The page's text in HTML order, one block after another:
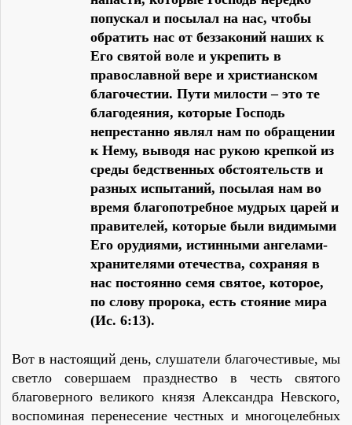
попускал и посылал на нас, чтобы
обратить нас от беззаконий наших к
Его святой воле и укрепить в
православной вере и христианском
благочестии. Пути милости – это те
благодеяния, которые Господь
непрестанно являл нам по обращении
к Нему, выводя нас рукою крепкой из
среды бедственных обстоятельств и
разных испытаний, посылая нам во
время благопотребное мудрых царей и
правителей, которые были видимыми
Его орудиями, истинными ангелами-
хранителями отечества, сохраняя в
нас постоянно семя святое, которое,
по слову пророка, есть стояние мира
(Ис. 6:13).
Вот в настоящий день, слушатели благочестивые, мы
светло совершаем празднество в честь святого
благоверного великого князя Александра Невского,
воспоминая перенесение честных и многоцелебных